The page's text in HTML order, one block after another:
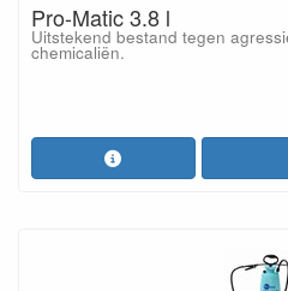
Pro-Matic 3.8 l
Uitstekend bestand tegen
chemicaliën.